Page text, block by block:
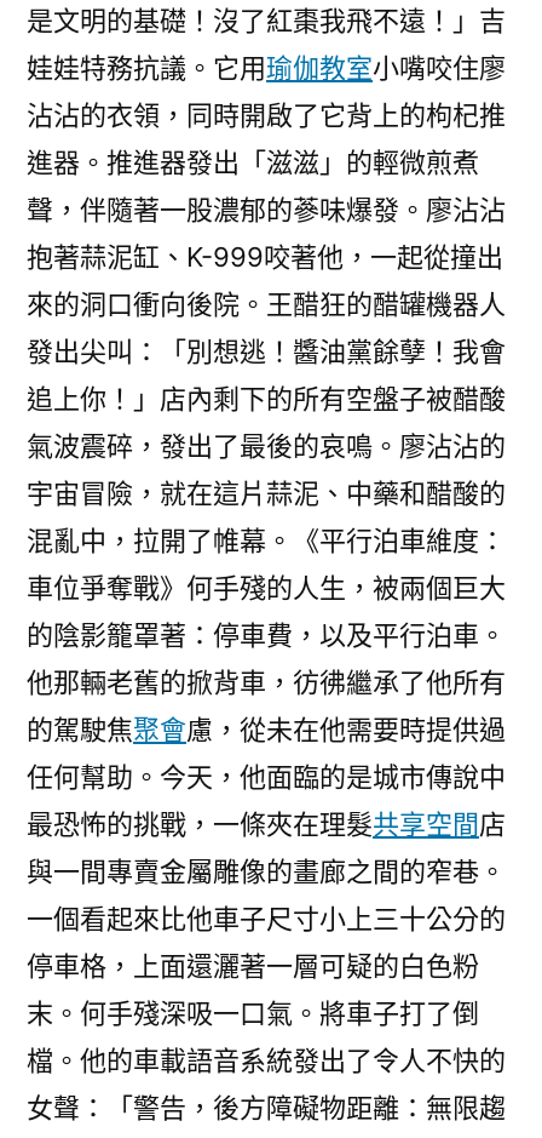
是文明的基礎！沒了紅棗我飛不遠！」吉
娃娃特務抗議。它用瑜伽教室小嘴咬住廖
沾沾的衣領，同時開啟了它背上的枸杞推
進器。推進器發出「滋滋」的輕微煎煮
聲，伴隨著一股濃郁的蔘味爆發。廖沾沾
抱著蒜泥缸、K-999咬著他，一起從撞出
來的洞口衝向後院。王醋狂的醋罐機器人
發出尖叫：「別想逃！醬油黨餘孽！我會
追上你！」店內剩下的所有空盤子被醋酸
氣波震碎，發出了最後的哀鳴。廖沾沾的
宇宙冒險，就在這片蒜泥、中藥和醋酸的
混亂中，拉開了帷幕。《平行泊車維度：
車位爭奪戰》何手殘的人生，被兩個巨大
的陰影籠罩著：停車費，以及平行泊車。
他那輛老舊的掀背車，彷彿繼承了他所有
的駕駛焦聚會慮，從未在他需要時提供過
任何幫助。今天，他面臨的是城市傳說中
最恐怖的挑戰，一條夾在理髮共享空間店
與一間專賣金屬雕像的畫廊之間的窄巷。
一個看起來比他車子尺寸小上三十公分的
停車格，上面還灑著一層可疑的白色粉
末。何手殘深吸一口氣。將車子打了倒
檔。他的車載語音系統發出了令人不快的
女聲：「警告，後方障礙物距離：無限趨